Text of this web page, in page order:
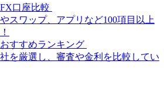
口座比較
スワップ、アプリなど100項目以上
すすめランキング
を厳選し、審査や金利を比較してい